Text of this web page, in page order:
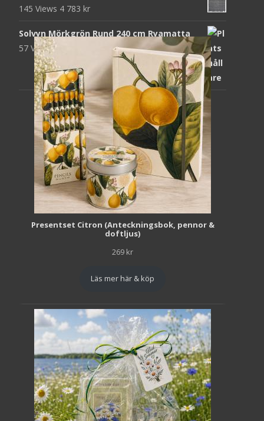
145 Views 4 783 kr
Solvyn Mörkgrön Rund 240 cm Ryamatta
57 Views1 871
Presentset Citron (Anteckningsbok, pennor &
doftljus)
269 kr
Läs mer här & köp